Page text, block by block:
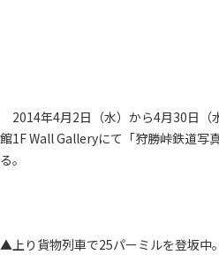
2014年4月2日（水）から4月30日（
館1F Wall Galleryにて「狩勝峠鉄道写
る。
▲上り貨物列車で25パーミルを登坂